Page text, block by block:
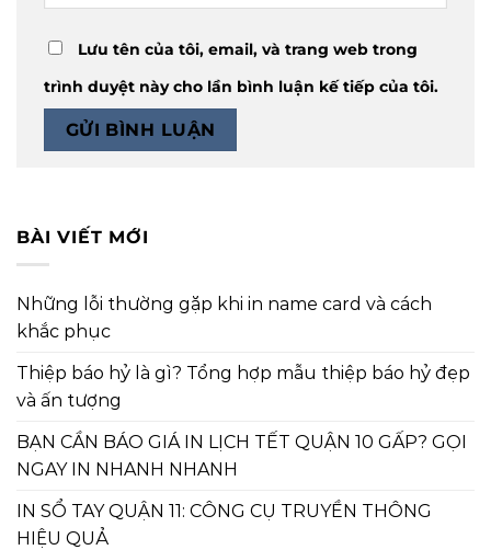
Lưu tên của tôi, email, và trang web trong
trình duyệt này cho lần bình luận kế tiếp của tôi.
BÀI VIẾT MỚI
Những lỗi thường gặp khi in name card và cách
khắc phục
Thiệp báo hỷ là gì? Tổng hợp mẫu thiệp báo hỷ đẹp
và ấn tượng
BẠN CẦN BÁO GIÁ IN LỊCH TẾT QUẬN 10 GẤP? GỌI
NGAY IN NHANH NHANH
IN SỔ TAY QUẬN 11: CÔNG CỤ TRUYỀN THÔNG
HIỆU QUẢ